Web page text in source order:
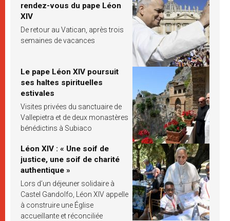
rendez-vous du pape Léon
XIV
De retour au Vatican, après trois
semaines de vacances
Le pape Léon XIV poursuit
ses haltes spirituelles
estivales
Visites privées du sanctuaire de
Vallepietra et de deux monastères
bénédictins à Subiaco
Léon XIV : « Une soif de
justice, une soif de charité
authentique »
Lors d’un déjeuner solidaire à
Castel Gandolfo, Léon XIV appelle
à construire une Église
accueillante et réconciliée